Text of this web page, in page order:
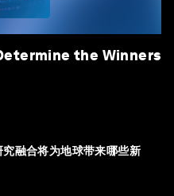
the Winners
融合将为地球带来哪些新